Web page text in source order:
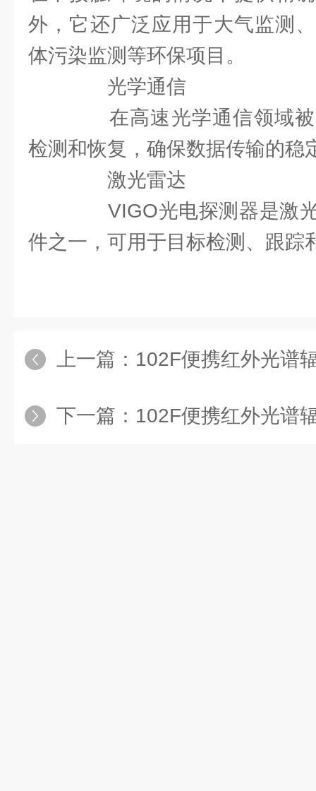
外，它还广泛应用于大气监测
体污染监测等环保项目。
光学通信
在高速光学通信领域被
检测和恢复，确保数据传输的稳
激光雷达
VIGO光电探测器是激光
件之一，可用于目标检测、跟踪
上一篇： 102F便携红外光谱辐射计
下一篇： 102F便携红外光谱辐射计：为环境监测